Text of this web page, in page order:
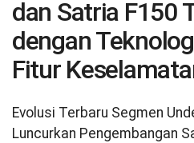
dan Satria F150
dengan
Fitur
Evolusi Terbaru Segmen
Luncurkan Pengembangan